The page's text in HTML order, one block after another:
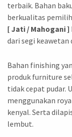
terbaik. Bahan
berkualitas
[ Jati / Mahogani ]
dari segi keawetan
Bahan finishing
produk furniture
tidak cepat pudar.
menggunakan
kenyal. Serta
lembut.